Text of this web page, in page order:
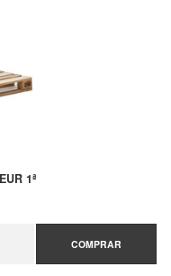
1ª
COMPRAR